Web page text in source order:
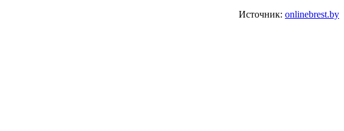
Источник: onlinebrest.by